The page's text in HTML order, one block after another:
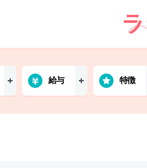
給与 特徴